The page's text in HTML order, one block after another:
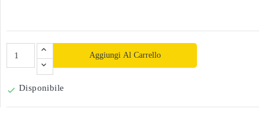
Aggiungi Al Carrello
 Disponibile